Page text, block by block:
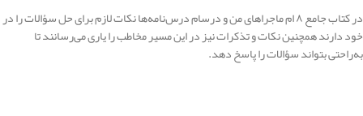
در کتاب جامع ۸ ام ماجراهای من و درسام درس‌نامه‌ها نکات لازم برای حل سؤالات را در
خود دارند همچنین نکات و تذکرات نیز در این مسیر مخاطب را یاری می‌رسانند تا
به‌راحتی بتواند سؤالات را پاسخ دهد.